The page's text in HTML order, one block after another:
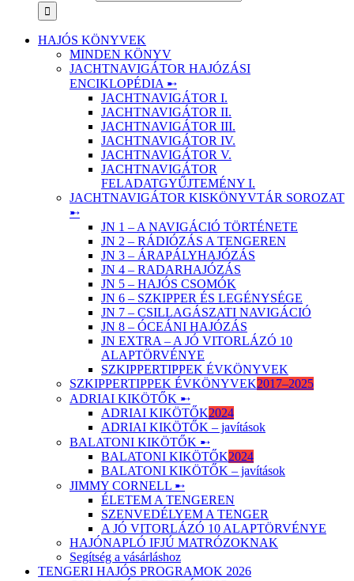
HAJÓS KÖNYVEK
MINDEN KÖNYV
JACHTNAVIGÁTOR HAJÓZÁSI
ENCIKLOPÉDIA ➸
JACHTNAVIGÁTOR I.
JACHTNAVIGÁTOR II.
JACHTNAVIGÁTOR III.
JACHTNAVIGÁTOR IV.
JACHTNAVIGÁTOR V.
JACHTNAVIGÁTOR
FELADATGYŰJTEMÉNY I.
JACHTNAVIGÁTOR KISKÖNYVTÁR SOROZAT
➸
JN 1 – A NAVIGÁCIÓ TÖRTÉNETE
JN 2 – RÁDIÓZÁS A TENGEREN
JN 3 – ÁRAPÁLYHAJÓZÁS
JN 4 – RADARHAJÓZÁS
JN 5 – HAJÓS CSOMÓK
JN 6 – SZKIPPER ÉS LEGÉNYSÉGE
JN 7 – CSILLAGÁSZATI NAVIGÁCIÓ
JN 8 – ÓCEÁNI HAJÓZÁS
JN EXTRA – A JÓ VITORLÁZÓ 10
ALAPTÖRVÉNYE
SZKIPPERTIPPEK ÉVKÖNYVEK
SZKIPPERTIPPEK ÉVKÖNYVEK2017–2025
ADRIAI KIKÖTŐK ➸
ADRIAI KIKÖTŐK2024
ADRIAI KIKÖTŐK – javítások
BALATONI KIKÖTŐK ➸
BALATONI KIKÖTŐK2024
BALATONI KIKÖTŐK – javítások
JIMMY CORNELL ➸
ÉLETEM A TENGEREN
SZENVEDÉLYEM A TENGER
A JÓ VITORLÁZÓ 10 ALAPTÖRVÉNYE
HAJÓNAPLÓ IFJÚ MATRÓZOKNAK
Segítség a vásárláshoz
TENGERI HAJÓS PROGRAMOK 2026